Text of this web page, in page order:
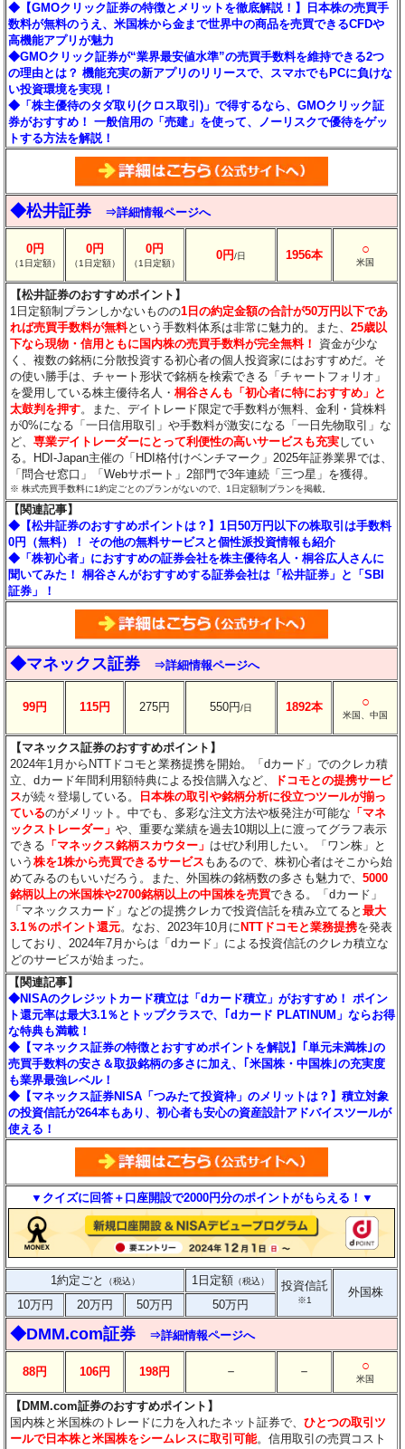
◆【GMOクリック証券の特徴とメリットを徹底解説！】日本株の売買手
数料が無料のうえ、米国株から金まで世界中の商品を売買できるCFDや
高機能アプリが魅力
◆GMOクリック証券が“業界最安値水準”の売買手数料を維持できる2つ
の理由とは？ 機能充実の新アプリのリリースで、スマホでもPCに負けな
い投資環境を実現！
◆「株主優待のタダ取り(クロス取引)」で得するなら、GMOクリック証
券がおすすめ！ 一般信用の「売建」を使って、ノーリスクで優待をゲッ
トする方法を解説！
◆松井証券 ⇒詳細情報ページへ
0円
（1日定額）
0円
（1日定額）
0円
（1日定額）
0円/日 1956本 ○
米国
【松井証券のおすすめポイント】
1日定額制プランしかないものの1日の約定金額の合計が50万円以下であ
れば売買手数料が無料という手数料体系は非常に魅力的。また、25歳以
下なら現物・信用ともに国内株の売買手数料が完全無料！
資金が少な
く、複数の銘柄に分散投資する初心者の個人投資家にはおすすめだ。そ
の使い勝手は、チャート形状で銘柄を検索できる「チャートフォリオ」
を愛用している株主優待名人・桐谷さんも「初心者に特におすすめ」と
太鼓判を押す。また、デイトレード限定で手数料が無料、金利・貸株料
が0%になる「一日信用取引」や手数料が激安になる「一日先物取引」な
ど、専業デイトレーダーにとって利便性の高いサービスも充実してい
る。HDI-Japan主催の「HDI格付けベンチマーク」2025年証券業界では、
「問合せ窓口」「Webサポート」2部門で3年連続「三つ星」を獲得。
※ 株式売買手数料に1約定ごとのプランがないので、1日定額制プランを掲載。
【関連記事】
◆【松井証券のおすすめポイントは？】1日50万円以下の株取引は手数料
0円（無料）！ その他の無料サービスと個性派投資情報も紹介
◆「株初心者」におすすめの証券会社を株主優待名人・桐谷広人さんに
聞いてみた！ 桐谷さんがおすすめする証券会社は「松井証券」と「SBI
証券」！
◆マネックス証券 ⇒詳細情報ページへ
99円 115円 275円 550円/日 1892本 ○
米国、中国
【マネックス証券のおすすめポイント】
2024年1月からNTTドコモと業務提携を開始。「dカード」でのクレカ積
立、dカード年間利用額特典による投信購入など、
ドコモとの提携サービ
スが続々登場している。
日本株の取引や銘柄分析に役立つツールが揃っ
ているのがメリット。中でも、多彩な注文方法や板発注が可能な 「マネ
ックストレーダー」や、重要な業績を過去10期以上に渡ってグラフ表示
できる 「マネックス銘柄スカウター」 はぜひ利用したい。「ワン株」と
いう株を1株から売買できるサービス もあるので、株初心者はそこから始
めてみるのもいいだろう。また、外国株の銘柄数の多さも魅力で、5000
銘柄以上の米国株や2700銘柄以上の中国株を売買できる。「dカード」
「マネックスカード」などの提携クレカで投資信託を積み立てると最大
3.1％のポイント還元。なお、2023年10月に NTTドコモと業務提携を発表
しており、2024年7月からは「dカード」による投資信託のクレカ積立な
どのサービスが始まった。
【関連記事】
◆NISAのクレジットカード積立は「dカード積立」がおすすめ！ ポイン
ト還元率は最大3.1％とトップクラスで、｢dカード PLATINUM」ならお得
な特典も満載！
◆【マネックス証券の特徴とおすすめポイントを解説】｢単元未満株｣の
売買手数料の安さ＆取扱銘柄の多さに加え、｢米国株・中国株｣の充実度
も業界最強レベル！
◆【マネックス証券NISA「つみたて投資枠」のメリットは？】積立対象
の投資信託が264本もあり、初心者も安心の資産設計アドバイスツールが
使える！
▼クイズに回答＋口座開設で2000円分のポイントがもらえる！▼
1約定ごと （税込） 1日定額 （税込） 投資信託
※1
外国株
10万円
20万円 50万円 50万円
◆DMM.com証券 ⇒詳細情報ページへ
88円 106円 198円 － － ○
米国
【DMM.com証券のおすすめポイント】
国内株と米国株のトレードに力を入れたネット証券で、ひとつの取引ツ
ールで日本株と米国株をシームレスに取引可能。信用取引の売買コスト